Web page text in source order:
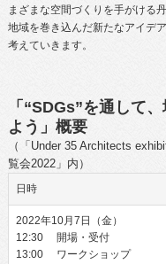
まざまな空間づくりを手がける
地域を巻き込んだ新たなアイデ
考えていきます。
「“SDGs”を通して
よう」概要
（「Under 35 Architects
覧会2022」内）
日時
2022年10月7日（金）
12:30 開場・受付
13:00 ワークショップ